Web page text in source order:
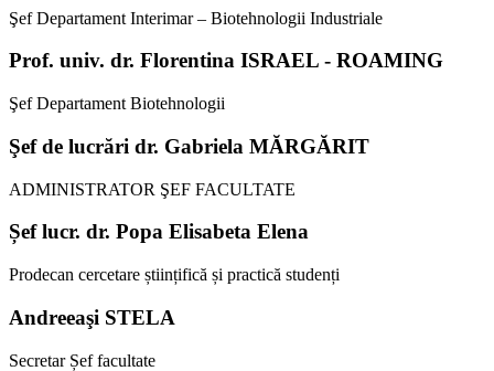
Şef Departament Interimar – Biotehnologii Industriale
Prof. univ. dr. Florentina ISRAEL - ROAMING
Şef Departament Biotehnologii
Şef de lucrări dr. Gabriela MĂRGĂRIT
ADMINISTRATOR ŞEF FACULTATE
Șef lucr. dr. Popa Elisabeta Elena
Prodecan cercetare științifică și practică studenți
Andreeaşi STELA
Secretar Șef facultate